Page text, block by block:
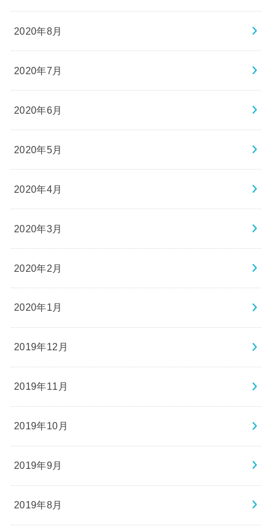
2020年8月
2020年7月
2020年6月
2020年5月
2020年4月
2020年3月
2020年2月
2020年1月
2019年12月
2019年11月
2019年10月
2019年9月
2019年8月